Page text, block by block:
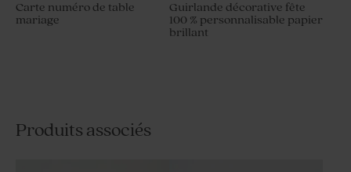
Carte numéro de table
mariage
Guirlande décorative fête
100 % personnalisable papier
brillant
Produits associés